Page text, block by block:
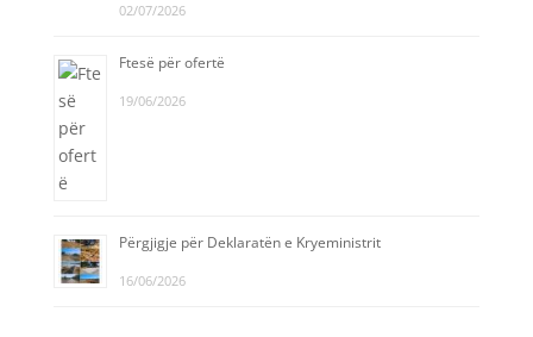
02/07/2026
Ftesë për ofertë
19/06/2026
Përgjigje për Deklaratën e Kryeministrit
16/06/2026